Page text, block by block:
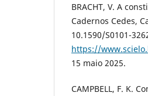
BRACHT, V. A
Cadernos Cedes,
10.1590/S0101-
https://
15 maio 2025.
CAMPBELL, F. K.